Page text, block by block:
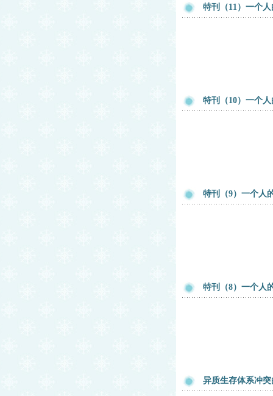
特刊（11）一个
特刊（10）一个
特刊（9）一个人
特刊（8）一个人
异质生存体系冲